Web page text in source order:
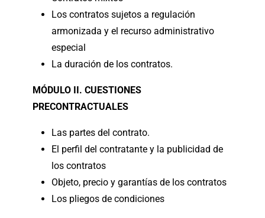
Los contratos sujetos a regulación
armonizada y el recurso administrativo
especial
La duración de los contratos.
MÓDULO II. CUESTIONES
PRECONTRACTUALES
Las partes del contrato.
El perfil del contratante y la publicidad de
los contratos
Objeto, precio y garantías de los contratos
Los pliegos de condiciones